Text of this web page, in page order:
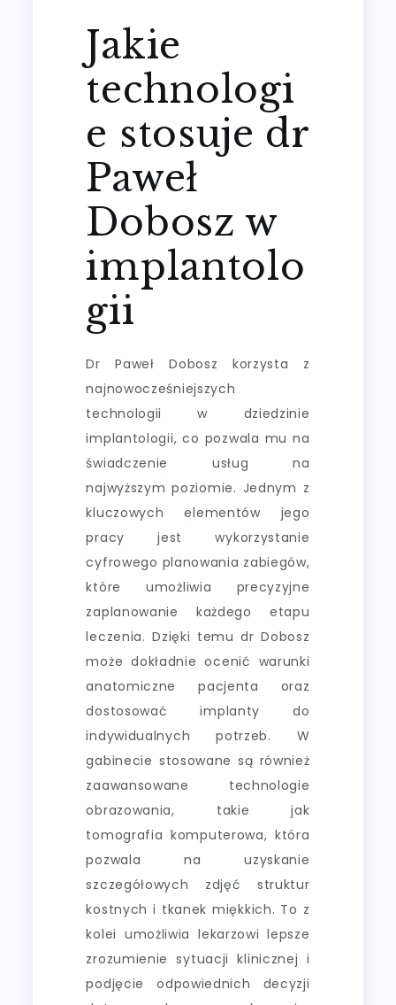
Jakie
technologi
e stosuje dr
Paweł
Dobosz w
implantolo
gii
Dr Paweł Dobosz korzysta z
najnowocześniejszych
technologii w dziedzinie
implantologii, co pozwala mu na
świadczenie usług na
najwyższym poziomie. Jednym z
kluczowych elementów jego
pracy jest wykorzystanie
cyfrowego planowania zabiegów,
które umożliwia precyzyjne
zaplanowanie każdego etapu
leczenia. Dzięki temu dr Dobosz
może dokładnie ocenić warunki
anatomiczne pacjenta oraz
dostosować implanty do
indywidualnych potrzeb. W
gabinecie stosowane są również
zaawansowane technologie
obrazowania, takie jak
tomografia komputerowa, która
pozwala na uzyskanie
szczegółowych zdjęć struktur
kostnych i tkanek miękkich. To z
kolei umożliwia lekarzowi lepsze
zrozumienie sytuacji klinicznej i
podjęcie odpowiednich decyzji